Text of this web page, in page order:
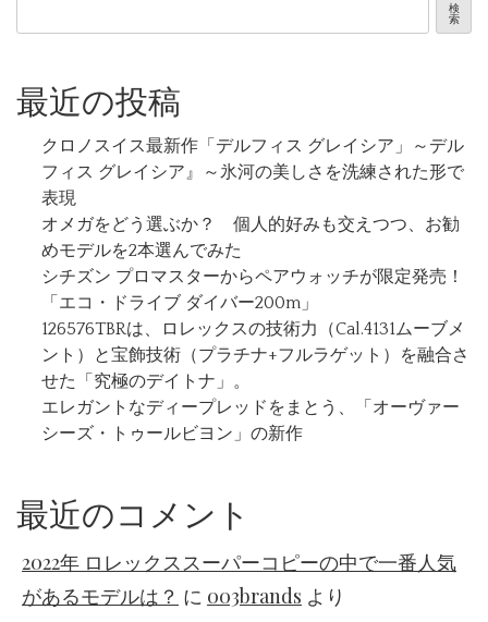
検
索
最近の投稿
クロノスイス最新作「デルフィス グレイシア」～デル
フィス グレイシア』～氷河の美しさを洗練された形で
表現
オメガをどう選ぶか？ 個人的好みも交えつつ、お勧
めモデルを2本選んでみた
シチズン プロマスターからペアウォッチが限定発売！
「エコ・ドライブ ダイバー200m」
126576TBRは、ロレックスの技術力（Cal.4131ムーブメ
ント）と宝飾技術（プラチナ+フルラゲット）を融合さ
せた「究極のデイトナ」。
エレガントなディープレッドをまとう、「オーヴァー
シーズ・トゥールビヨン」の新作
最近のコメント
2022年 ロレックススーパーコピーの中で一番人気
があるモデルは？ に 003brands より